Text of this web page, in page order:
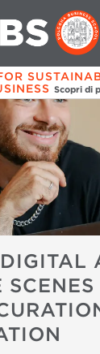
Scopri di
SCENES